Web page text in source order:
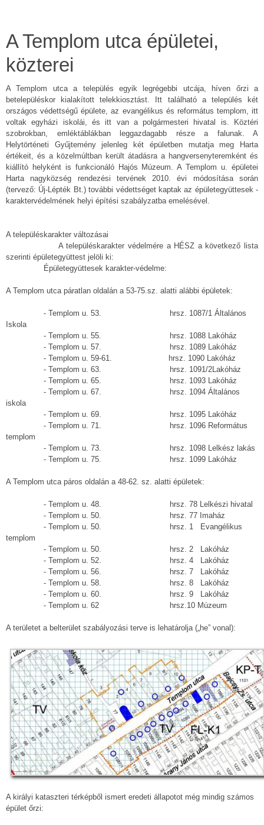
A Templom utca épületei,
közterei
A Templom utca a település egyik legrégebbi utcája, híven őrzi a
betelepüléskor kialakított telekkiosztást. Itt található a település két
országos védettségű épülete, az evangélikus és református templom, itt
voltak egyházi iskolái, és itt van a polgármesteri hivatal is. Köztéri
szobrokban, emléktáblákban leggazdagabb része a falunak. A
Helytörténeti Gyűjtemény jelenleg két épületben mutatja meg Harta
értékeit, és a közelmúltban került átadásra a hangversenyteremként és
kiállító helyként is funkcionáló Hajós Múzeum. A Templom u. épületei
Harta nagyközség rendezési tervének 2010. évi módosítása során
(tervező: Új-Lépték Bt.) további védettséget kaptak az épületegyüttesek -
karaktervédelmének helyi építési szabályzatba emelésével.
A településkarakter változásai
A településkarakter védelmére a HÉSZ a következő lista
szerinti épületegyüttest jelöli ki:
Épületegyüttesek karakter-védelme:
A Templom utca páratlan oldalán a 53-75.sz. alatti alábbi épületek:
- Templom u. 53. hrsz. 1087/1 Általános
Iskola
- Templom u. 55. hrsz. 1088 Lakóház
- Templom u. 57. hrsz. 1089 Lakóház
- Templom u. 59-61. hrsz. 1090 Lakóház
- Templom u. 63. hrsz. 1091/2Lakóház
- Templom u. 65. hrsz. 1093 Lakóház
- Templom u. 67. hrsz. 1094 Általános
iskola
- Templom u. 69. hrsz. 1095 Lakóház
- Templom u. 71. hrsz. 1096 Református
templom
- Templom u. 73. hrsz. 1098 Lelkész lakás
- Templom u. 75. hrsz. 1099 Lakóház
A Templom utca páros oldalán a 48-62. sz. alatti épületek:
- Templom u. 48. hrsz. 78 Lelkészi hivatal
- Templom u. 50. hrsz. 77 Imaház
- Templom u. 50. hrsz. 1 Evangélikus
templom
- Templom u. 50. hrsz. 2 Lakóház
- Templom u. 52. hrsz. 4 Lakóház
- Templom u. 56. hrsz. 7 Lakóház
- Templom u. 58. hrsz. 8 Lakóház
- Templom u. 60. hrsz. 9 Lakóház
- Templom u. 62 hrsz.10 Múzeum
A területet a belterület szabályozási terve is lehatárolja („he” vonal):
A királyi kataszteri térképből ismert eredeti állapotot még mindig számos
épület őrzi: